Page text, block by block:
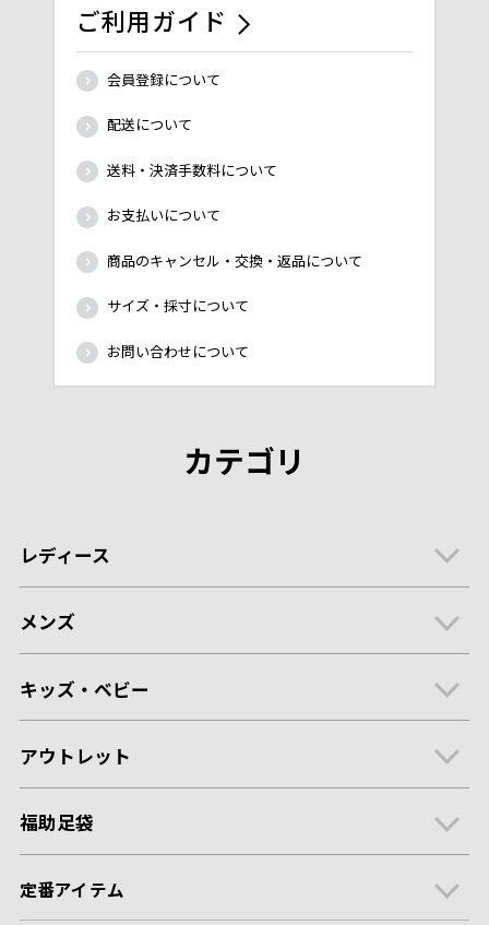
ご利用ガイド
会員登録について
配送について
送料・決済手数料について
お支払いについて
商品のキャンセル・交換・返品について
サイズ・採寸について
お問い合わせについて
カテゴリ
レディース
メンズ
キッズ・ベビー
アウトレット
福助足袋
定番アイテム